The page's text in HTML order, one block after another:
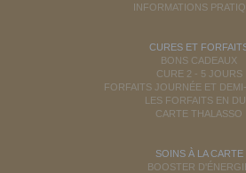
INFORMATIONS
CURES ET
BONS CADEAUX
CURE 2 - 5 JOURS
FORFAITS JOURNÉE ET
LES FORFAITS EN
CARTE THALASSO
SOINS À LA CARTE
BOOSTER